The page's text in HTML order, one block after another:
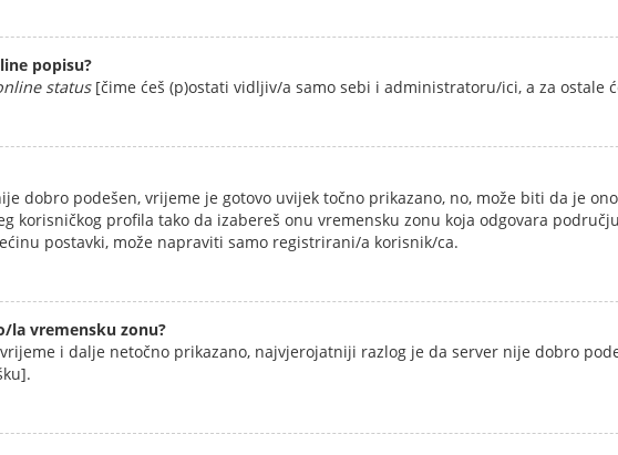
popisu?
status[čime ćeš (p)ostati vidljiv/a samo sebi i administratoru/ici, a za ostale
dobro podešen, vrijeme je gotovo uvijek točno prikazano, no, može biti da je
korisničkog profila tako da izabereš onu vremensku zonu koja odgovara
postavki, može napraviti samo registrirani/a korisnik/ca.
la vremensku zonu?
i dalje netočno prikazano, najvjerojatniji razlog je da server nije dobro